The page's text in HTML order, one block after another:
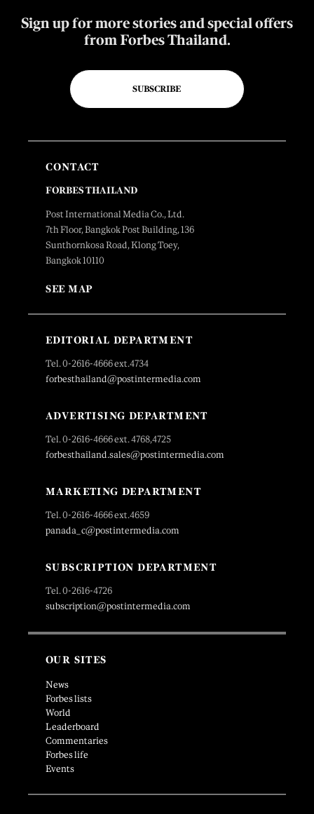
Sign up for more stories and special offers
from Forbes Thailand.
SUBSCRIBE
CONTACT
FORBES THAILAND
Post International Media Co., Ltd.
7th Floor, Bangkok Post Building, 136
Sunthornkosa Road, Klong Toey,
Bangkok 10110
SEE MAP
EDITORIAL DEPARTMENT
Tel. 0-2616-4666 ext.4734
forbesthailand@postintermedia.com
ADVERTISING DEPARTMENT
Tel. 0-2616-4666 ext. 4768,4725
forbesthailand.sales@postintermedia.com
MARKETING DEPARTMENT
Tel. 0-2616-4666 ext.4659
panada_c@postintermedia.com
SUBSCRIPTION DEPARTMENT
Tel. 0-2616-4726
subscription@postintermedia.com
OUR SITES
News
Forbes lists
World
Leaderboard
Commentaries
Forbes life
Events